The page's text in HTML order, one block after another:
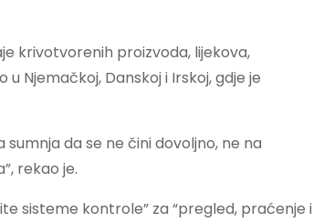
krivotvorenih proizvoda, lijekova,
Njemačkoj, Danskoj i Irskoj, gdje je
da se ne čini dovoljno, ne na
rekao je.
sisteme kontrole” za “pregled, praćenje i